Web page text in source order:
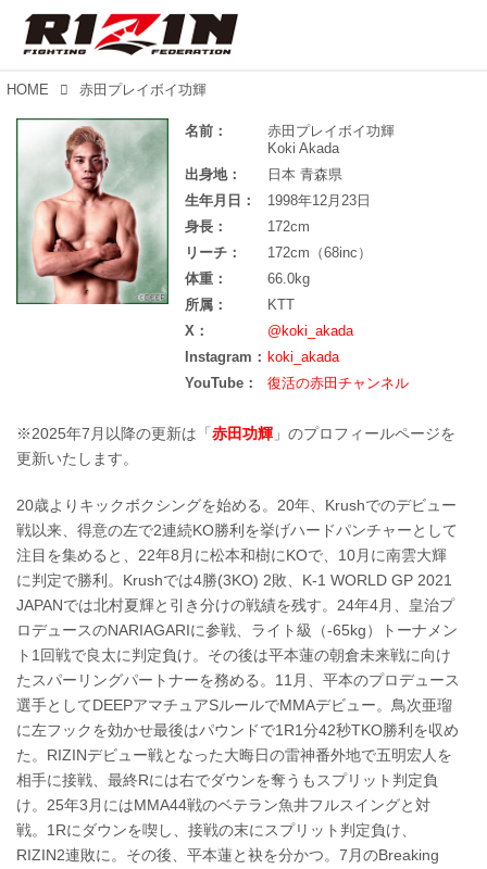
HOME 赤田プレイボイ功輝
名前：
赤田プレイボイ功輝
Koki Akada
出身地：
日本 青森県
生年月日：
1998年12月23日
身長：
172cm
リーチ：
172cm（68inc）
体重：
66.0kg
所属：
KTT
X：
@koki_akada
Instagram： koki_akada
YouTube：
復活の赤田チャンネル
※2025年7月以降の更新は「 赤田功輝 」のプロフィールページを
更新いたします。
20歳よりキックボクシングを始める。20年、Krushでのデビュー
戦以来、得意の左で2連続KO勝利を挙げハードパンチャーとして
注目を集めると、22年8月に松本和樹にKOで、10月に南雲大輝
に判定で勝利。Krushでは4勝(3KO) 2敗、K-1 WORLD GP 2021
JAPANでは北村夏輝と引き分けの戦績を残す。24年4月、皇治プ
ロデュースのNARIAGARIに参戦、ライト級（-65kg）トーナメン
ト1回戦で良太に判定負け。その後は平本蓮の朝倉未来戦に向け
たスパーリングパートナーを務める。11月、平本のプロデュース
選手としてDEEPアマチュアSルールでMMAデビュー。鳥次亜瑠
に左フックを効かせ最後はパウンドで1R1分42秒TKO勝利を収め
た。RIZINデビュー戦となった大晦日の雷神番外地で五明宏人を
相手に接戦、最終Rには右でダウンを奪うもスプリット判定負
け。25年3月にはMMA44戦のベテラン魚井フルスイングと対
戦。1Rにダウンを喫し、接戦の末にスプリット判定負け、
RIZIN2連敗に。その後、平本蓮と袂を分かつ。7月のBreaking